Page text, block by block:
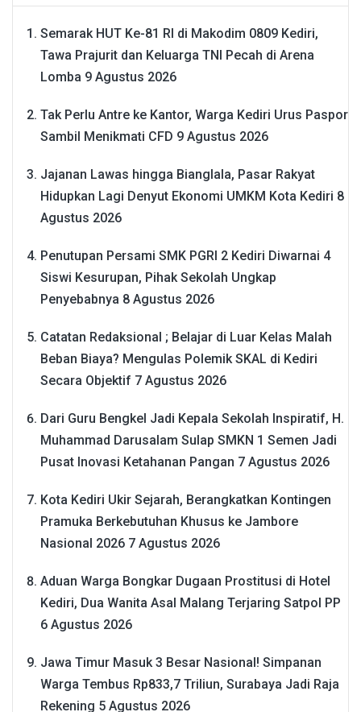
Semarak HUT Ke-81 RI di Makodim 0809 Kediri,
Tawa Prajurit dan Keluarga TNI Pecah di Arena
Lomba 9 Agustus 2026
Tak Perlu Antre ke Kantor, Warga Kediri Urus Paspor
Sambil Menikmati CFD 9 Agustus 2026
Jajanan Lawas hingga Bianglala, Pasar Rakyat
Hidupkan Lagi Denyut Ekonomi UMKM Kota Kediri 8
Agustus 2026
Penutupan Persami SMK PGRI 2 Kediri Diwarnai 4
Siswi Kesurupan, Pihak Sekolah Ungkap
Penyebabnya 8 Agustus 2026
Catatan Redaksional ; Belajar di Luar Kelas Malah
Beban Biaya? Mengulas Polemik SKAL di Kediri
Secara Objektif 7 Agustus 2026
Dari Guru Bengkel Jadi Kepala Sekolah Inspiratif, H.
Muhammad Darusalam Sulap SMKN 1 Semen Jadi
Pusat Inovasi Ketahanan Pangan 7 Agustus 2026
Kota Kediri Ukir Sejarah, Berangkatkan Kontingen
Pramuka Berkebutuhan Khusus ke Jambore
Nasional 2026 7 Agustus 2026
Aduan Warga Bongkar Dugaan Prostitusi di Hotel
Kediri, Dua Wanita Asal Malang Terjaring Satpol PP
6 Agustus 2026
Jawa Timur Masuk 3 Besar Nasional! Simpanan
Warga Tembus Rp833,7 Triliun, Surabaya Jadi Raja
Rekening 5 Agustus 2026